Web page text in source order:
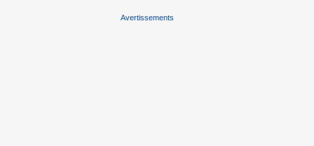
Avertissements